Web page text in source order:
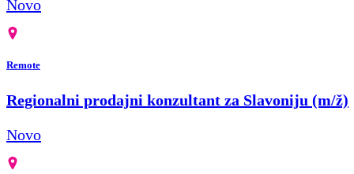
Novo
Remote
Regionalni prodajni konzultant za Slavoniju (m/ž)
Novo